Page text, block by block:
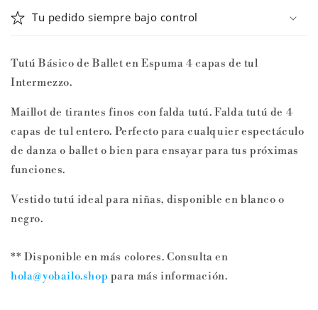
Tu pedido siempre bajo control
Tutú Básico de Ballet en Espuma 4 capas de tul
Intermezzo.
Maillot de tirantes finos con falda tutú. Falda tutú de 4
capas de tul entero. Perfecto para cualquier espectáculo
de danza o ballet o bien para ensayar para tus próximas
funciones.
Vestido tutú ideal para niñas, disponible en blanco o
negro.
** Disponible en más colores. Consulta en
hola@yobailo.shop para más información.